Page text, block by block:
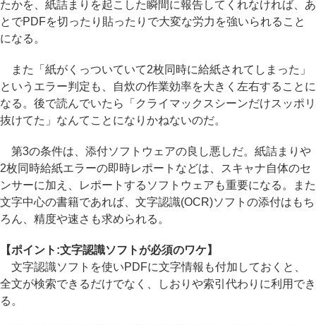
たかを、紙詰まりを起こした瞬間に報告してくれなければ、あ
とでPDFを切ったり貼ったりで大変な労力を強いられること
になる。
また「紙がくっついていて2枚同時に給紙されてしまった」
というエラー判定も、自炊の作業効率を大きく左右することに
なる。後で読んでいたら「クライマックスシーンだけスッポリ
抜けてた」なんてことになりかねないのだ。
第3の条件は、添付ソフトウェアの良し悪しだ。紙詰まりや
2枚同時給紙エラーの即時レポートなどは、スキャナ自体のセ
ンサーに加え、レポートするソフトウェアも重要になる。また
文字中心の書籍であれば、文字認識(OCR)ソフトの添付はもち
ろん、精度や速さも求められる。
【ポイント:文字認識ソフトが必須のワケ】
文字認識ソフトを使いPDFに文字情報も付加しておくと、
全文が検索できるだけでなく、しおりや索引代わりに利用でき
る。